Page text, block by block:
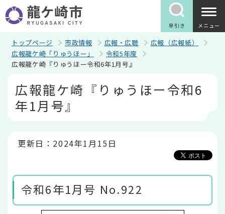
の
ペ
早引き メニュー
トップページ 市政情報 広報・広聴
広報（広報紙）
広報龍ケ崎「りゅうほー」
令和5年度
広報龍ケ崎『りゅうほー令和6年1月号』
広報龍ケ崎『りゅうほー令和6
年1月号』
更新日：2024年1月15日
令和6年1月号 No.922